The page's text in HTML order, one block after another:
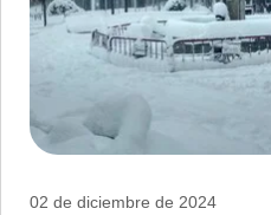
02 de diciembre de 2024